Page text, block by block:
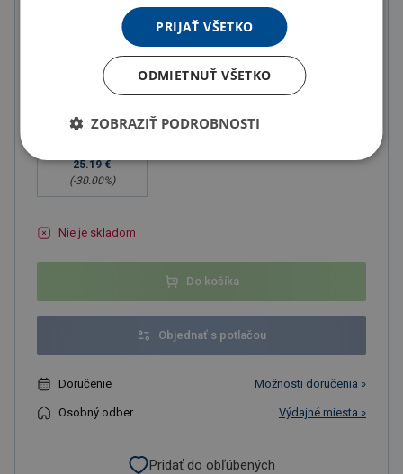
30.59 €
%)
od
28.79 €
26.99 €
25.00
od
100
25.19 €
(-30.00%)
Nie je skladom
Do košíka
Objednať s potlačou
Doručenie Možnosti doručenia »
Osobný odber Výdajné miesta »
Pridať do obľúbených
PRIJAŤ VŠETKO
ODMIETNUŤ VŠETKO
ZOBRAZIŤ PODROBNOSTI